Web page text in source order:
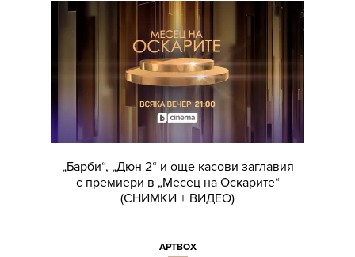
„Барби“, „Дюн 2“ и още касови заглавия
с премиери в „Месец на Оскарите“
(СНИМКИ + ВИДЕО)
АРТBOX